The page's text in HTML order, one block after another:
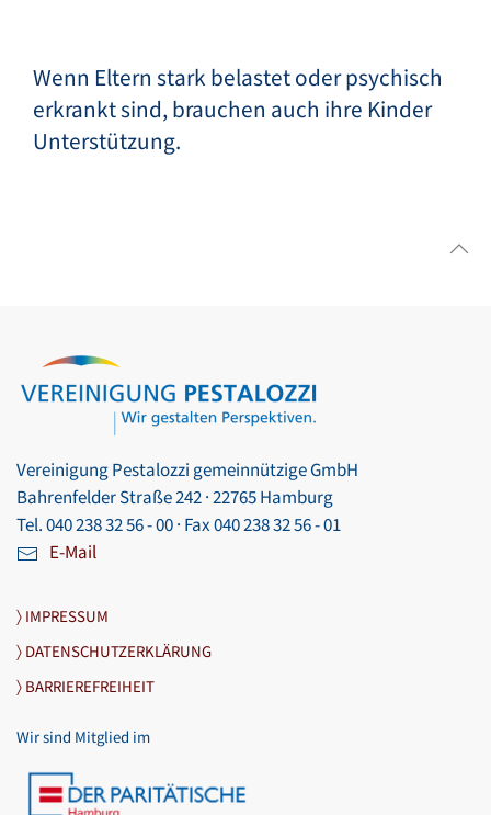
Wenn Eltern stark belastet oder psychisch
erkrankt sind, brauchen auch ihre Kinder
Unterstützung.
Vereinigung Pestalozzi gemeinnützige GmbH
Bahrenfelder Straße 242 · 22765 Hamburg
Tel. 040 238 32 56 - 00 · Fax 040 238 32 56 - 01
E-Mail
〉 IMPRESSUM
〉 DATENSCHUTZERKLÄRUNG
〉 BARRIEREFREIHEIT
Wir sind Mitglied im